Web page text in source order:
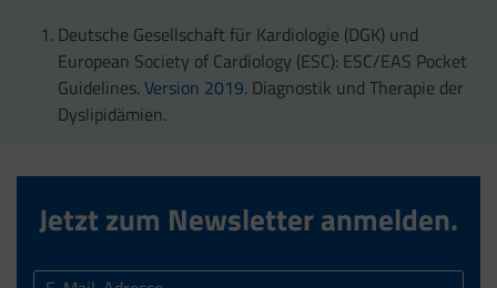
Deutsche Gesellschaft für Kardiologie (DGK) und
European Society of Cardiology (ESC): ESC/EAS Pocket
Guidelines. Version 2019. Diagnostik und Therapie der
Dyslipidämien.
Jetzt zum Newsletter anmelden.